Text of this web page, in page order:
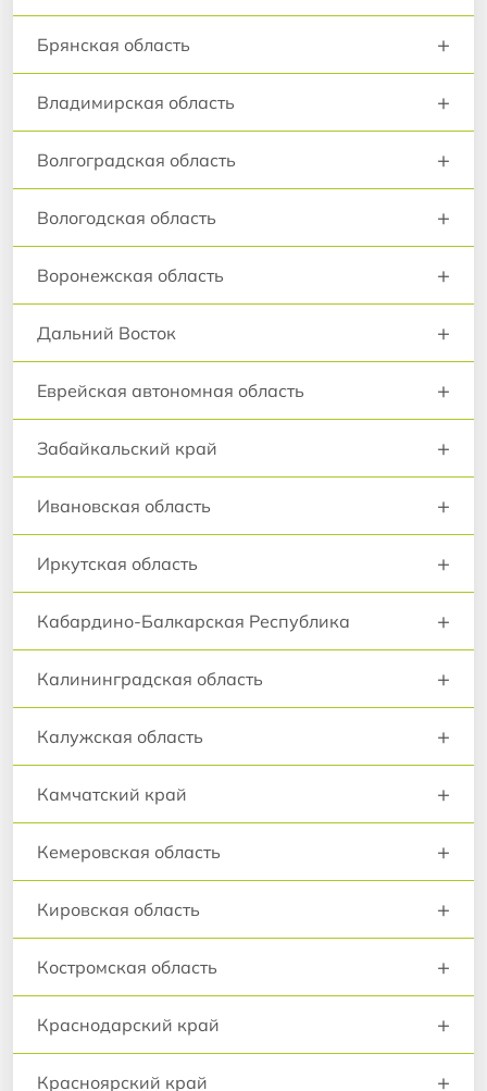
Брянская область +
Владимирская область +
Волгоградская область +
Вологодская область +
Воронежская область +
Дальний Восток +
Еврейская автономная область +
Забайкальский край +
Ивановская область +
Иркутская область +
Кабардино-Балкарская Республика +
Калининградская область +
Калужская область +
Камчатский край +
Кемеровская область +
Кировская область +
Костромская область +
Краснодарский край +
Красноярский край +